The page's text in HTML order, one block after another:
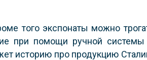
того экспонаты можно
при помощи ручной системы
историю про продукцию